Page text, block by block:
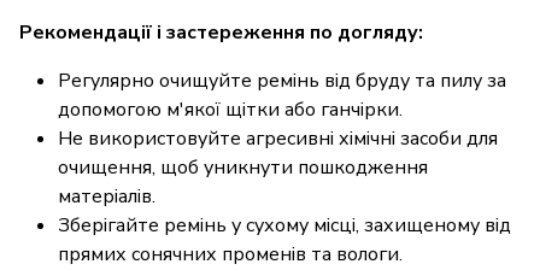
Рекомендації і застереження по догляду:
Регулярно очищуйте ремінь від бруду та пилу за
допомогою м'якої щітки або ганчірки.
Не використовуйте агресивні хімічні засоби для
очищення, щоб уникнути пошкодження
матеріалів.
Зберігайте ремінь у сухому місці, захищеному від
прямих сонячних променів та вологи.